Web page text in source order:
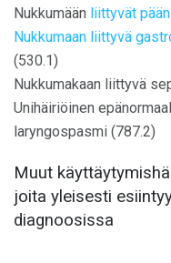
Nukkumään liittyvät
Nukkumaan liittyvä
(530.1)
Nukkumakaan liittyvä
Unihäiriöinen
laryngospasmi (787.2)
Muut
joita yleisesti
diagnoosissa